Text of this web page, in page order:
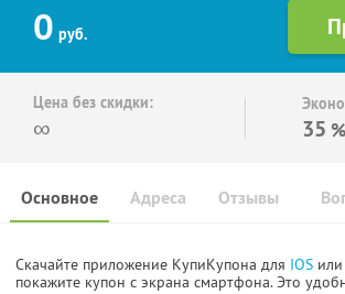
0 руб.
Цена без скидки:
∞ 35 %
Основное Отзывы
Адреса
Скачайте приложение КупиКупона для IOS или
покажите купон с экрана смартфона. Это